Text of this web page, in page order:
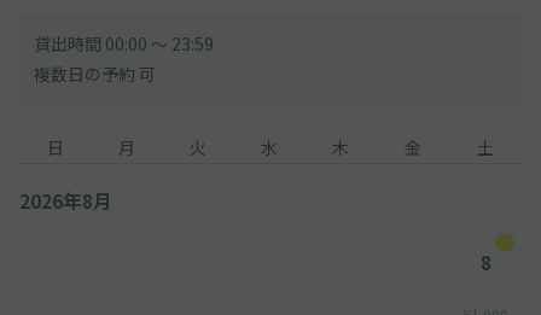
貸出時間 00:00 〜 23:59
複数日の予約 可
日 月 火 水 木 金 土
2026年8月
8